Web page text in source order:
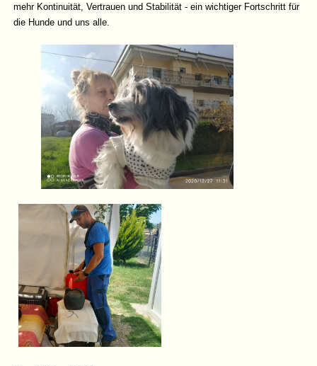
mehr Kontinuität, Vertrauen und Stabilität - ein wichtiger Fortschritt für
die Hunde und uns alle.